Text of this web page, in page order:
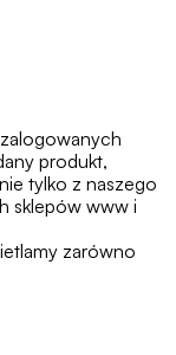
produkt,
tylko z naszego
sklepów www i
zarówno